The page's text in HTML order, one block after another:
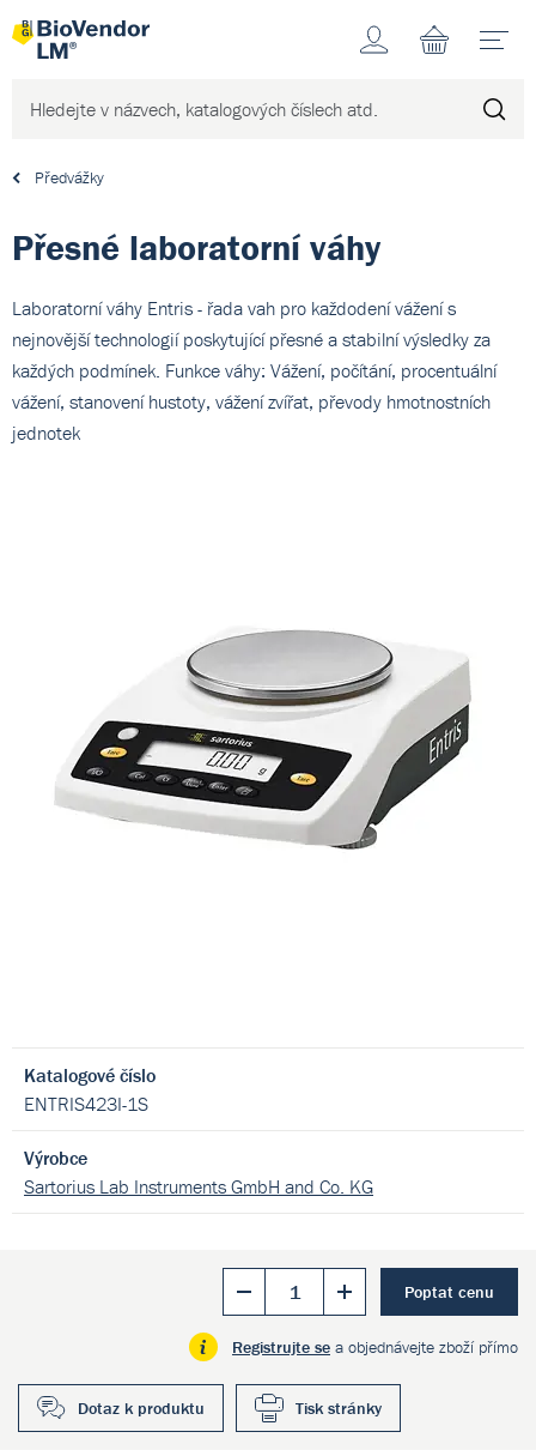
Účet
Předvážky
Přesné laboratorní váhy
Laboratorní váhy Entris - řada vah pro každodení vážení s
nejnovější technologií poskytující přesné a stabilní výsledky za
každých podmínek. Funkce váhy: Vážení, počítání, procentuální
vážení, stanovení hustoty, vážení zvířat, převody hmotnostních
jednotek
Katalogové číslo
ENTRIS423I-1S
Výrobce
Sartorius Lab Instruments GmbH and Co. KG
Poptat cenu
Registrujte se a objednávejte zboží přímo
Dotaz k produktu Tisk stránky